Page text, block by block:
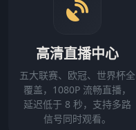
高清直播中心
五大联赛、欧冠、世界杯全
覆盖，1080P 流畅直播，
延迟低于 8 秒，支持多路
信号同时观看。